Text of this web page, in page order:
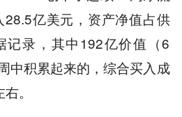
28.5亿美元，资产净值占供
记录，其中192亿价值（6
中积累起来的，综合买入成
。